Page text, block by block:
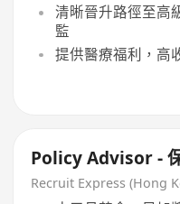
清晰晉升路徑至高
監
提供醫療福利，高
Policy Advisor -
Recruit Express (Hong